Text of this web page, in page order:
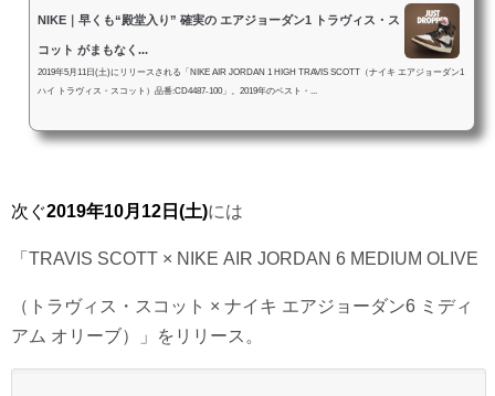
NIKE｜早くも“殿堂入り” 確実の エアジョーダン1 トラヴィス・ス
コット がまもなく...
2019年5月11日(土)にリリースされる「NIKE AIR JORDAN 1 HIGH TRAVIS SCOTT（ナイキ エアジョーダン1
ハイ トラヴィス・スコット）品番:CD4487-100」。2019年のベスト・...
次ぐ2019年10月12日(土)には
「TRAVIS SCOTT × NIKE AIR JORDAN 6 MEDIUM OLIVE
（トラヴィス・スコット × ナイキ エアジョーダン6 ミディ
アム オリーブ）」をリリース。